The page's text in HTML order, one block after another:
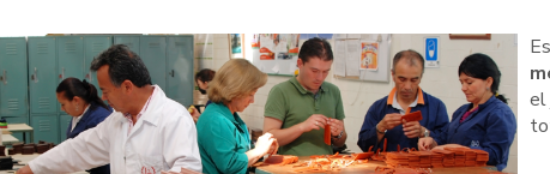
el